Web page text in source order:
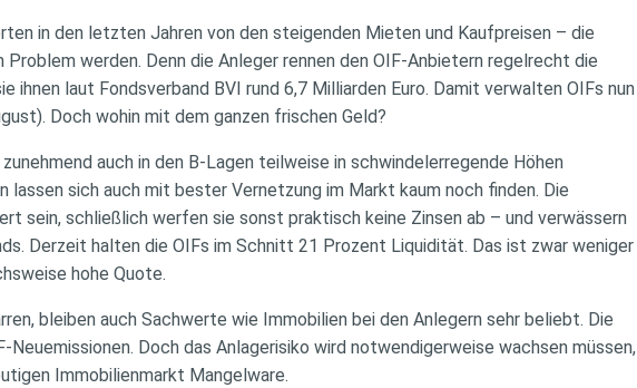
in den letzten Jahren von den steigenden Mieten und Kaufpreisen – die
Problem werden. Denn die Anleger rennen den OIF-Anbietern regelrecht die
ihnen laut Fondsverband BVI rund 6,7 Milliarden Euro. Damit verwalten OIFs nun
Doch wohin mit dem ganzen frischen Geld?
auch in den B-Lagen teilweise in schwindelerregende Höhen
sich auch mit bester Vernetzung im Markt kaum noch finden. Die
sein, schließlich werfen sie sonst praktisch keine Zinsen ab – und verwässern
Derzeit halten die OIFs im Schnitt 21 Prozent Liquidität. Das ist zwar weniger
hohe Quote.
bleiben auch Sachwerte wie Immobilien bei den Anlegern sehr beliebt. Die
Doch das Anlagerisiko wird notwendigerweise wachsen müssen,
Immobilienmarkt Mangelware.